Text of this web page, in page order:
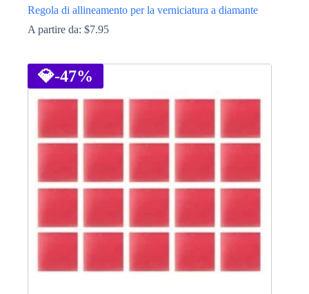
Regola di allineamento per la verniciatura a diamante
A partire da: $7.95
più
varianti.
possono
essere
pagina
💎-47%